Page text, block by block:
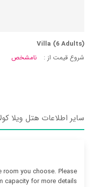
Villa (6 Adults)
شروع قیمت از :
نامشخص
سایر اطلاعات هتل ویلا
room you choose. Please
capacity for more details.